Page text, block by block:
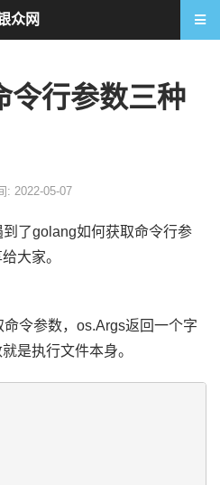
行参数三种
: 2022-05-07
了golang如何获取命令行参
大家。
令参数，os.Args返回一个字
是执行文件本身。
众网